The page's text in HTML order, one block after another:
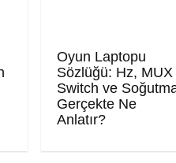
Oyun Laptopu
Sözlüğü: Hz, MUX
Switch ve
Gerçekte Ne
Anlatır?